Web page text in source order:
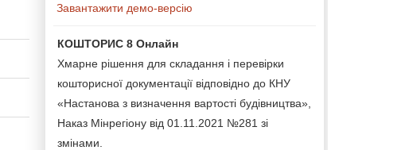
Завантажити демо-версію
КОШТОРИС 8 Онлайн
Хмарне рішення для складання і перевірки
кошторисної документації відповідно до КНУ
«Настанова з визначення вартості будівництва»,
Наказ Мінрегіону від 01.11.2021 №281 зі
змінами.